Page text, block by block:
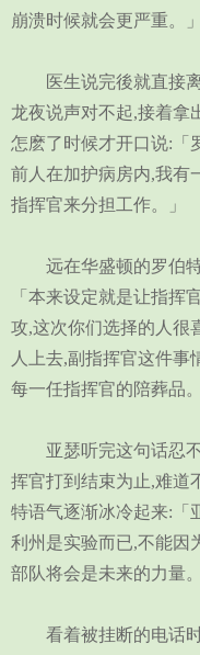
崩溃时候就会更严重。」
医生说完後就直接离
龙夜说声对不起,接着拿
怎麽了时候才开口说:「
前人在加护病房内,我有
指挥官来分担工作。」
远在华盛顿的罗伯特
「本来设定就是让指挥
攻,这次你们选择的人很
人上去,副指挥官这件事
每一任指挥官的陪葬品。
亚瑟听完这句话忍不
挥官打到结束为止,难道
特语气逐渐冰冷起来:「
利州是实验而已,不能因
部队将会是未来的力量。
看着被挂断的电话时